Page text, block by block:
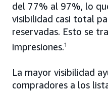
del 77% al 97%, lo
visibilidad casi total
reservadas. Esto se
impresiones.1
La mayor visibilidad
compradores a los